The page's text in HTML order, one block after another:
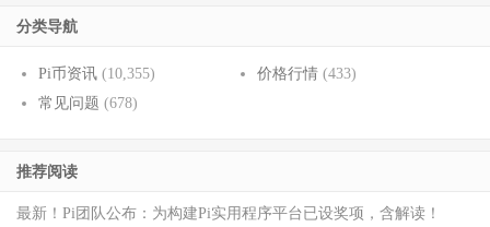
分类导航
Pi币资讯 (10,355) 价格行情(433)
常见问题 (678)
推荐阅读
最新！Pi团队公布：为构建Pi实用程序平台已设奖项，含解读！